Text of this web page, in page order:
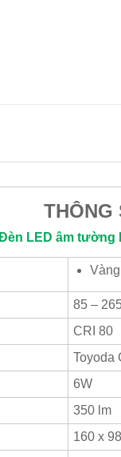
THÔNG
LED âm tường
85 –
CRI 80
Toyoda
6W
350 lm
160 x